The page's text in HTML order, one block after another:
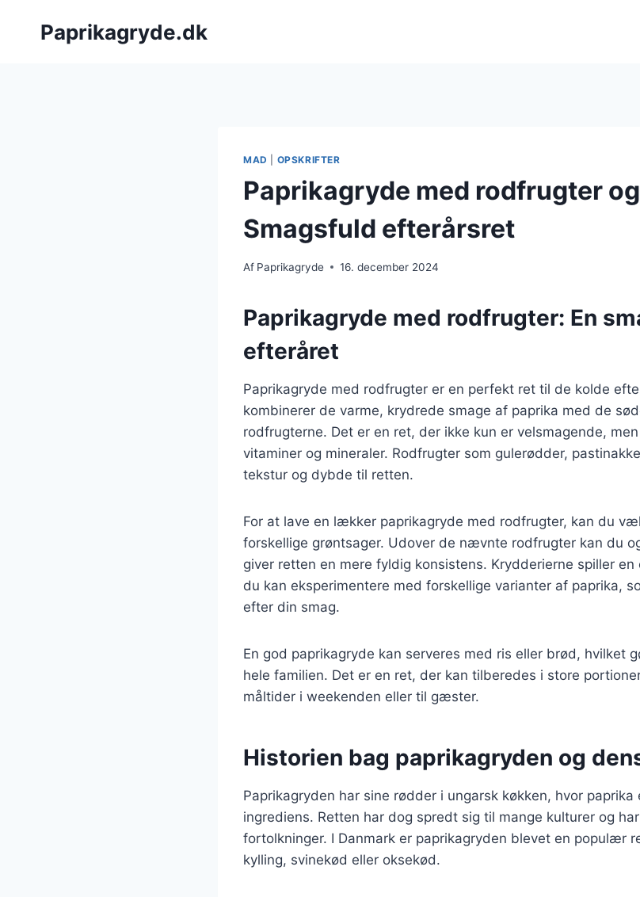
Paprikagryde.dk
MAD OPSKRIFTER
Paprikagryde med rodfrugter
Smagsfuld efterårsret
Af Paprikagryde 16. december 2024
Paprikagryde med rodfrugter: En
efteråret
Paprikagryde med rodfrugter er en perfekt ret til de kolde
kombinerer de varme, krydrede smage af paprika med de
rodfrugterne. Det er en ret, der ikke kun er velsmagende,
vitaminer og mineraler. Rodfrugter som gulerødder,
tekstur og dybde til retten.
For at lave en lækker paprikagryde med rodfrugter, kan du
forskellige grøntsager. Udover de nævnte rodfrugter kan du
giver retten en mere fyldig konsistens. Krydderierne spiller
du kan eksperimentere med forskellige varianter af paprika,
efter din smag.
En god paprikagryde kan serveres med ris eller brød, hvilket
hele familien. Det er en ret, der kan tilberedes i store
måltider i weekenden eller til gæster.
Historien bag paprikagryden og
Paprikagryden har sine rødder i ungarsk køkken, hvor
ingrediens. Retten har dog spredt sig til mange kulturer og
fortolkninger. I Danmark er paprikagryden blevet en populær
kylling, svinekød eller oksekød.